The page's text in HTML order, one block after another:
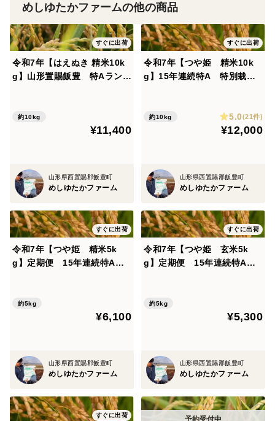
必要のない窒素散布を控え、田んぼに負担をかけず、地
心がけております。
めしゆたかファームの所在する飯豊町下椿地区は、飯豊
壌は粘着質で本当に美味しいお米を作るのに最適の土地
飯の豊かな町と書く飯豊町（いいでまち）、お米王国山
形県の中でも特筆して美味しいお米を作ることができる
飯豊町。
極上の農家直送米をお楽しみくださいませ。
お客様へは精米機を通し、新鮮な玄米 / 精米をお送りい
たします。
お米は大変重いため、20kg以上ご注文のお客様へは
めしゆたかファームの他の商品
すぐに出荷
令和7年【はえぬき 精米10k
g】山形置賜飯豊 特Aランク
約10kg
¥11,400
山形県西置賜郡飯豊町
めしゆたかファーム
すぐに出荷
令和7年【つや姫 精米10k
g】15年連続特A 特別栽培
約10kg 5.0(21件)
¥12,000
山形県西置賜郡飯豊町
めしゆたかファーム
すぐに出荷
令和7年【つや姫 精米5k
g】定期便 15年連続特A
約5kg
¥6,100
山形県西置賜郡飯豊町
めしゆたかファーム
すぐに出荷
令和7年【つや姫 玄米5k
g】定期便 15年連続特A
約5kg
¥5,300
山形県西置賜郡飯豊町
めしゆたかファーム
すぐに出荷